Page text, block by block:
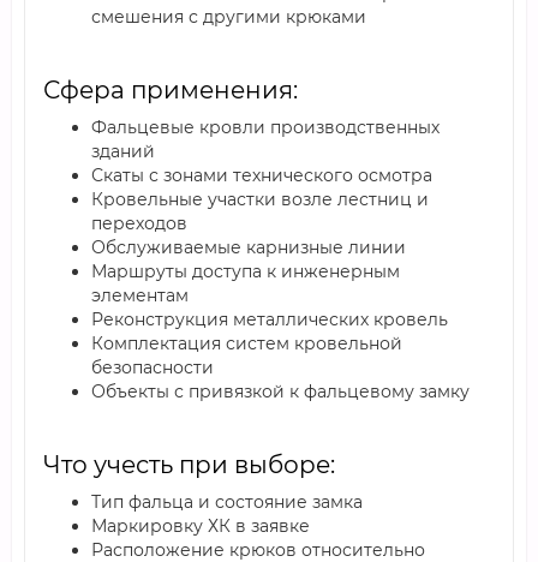
смешения с другими крюками
Сфера применения:
Фальцевые кровли производственных
зданий
Скаты с зонами технического осмотра
Кровельные участки возле лестниц и
переходов
Обслуживаемые карнизные линии
Маршруты доступа к инженерным
элементам
Реконструкция металлических кровель
Комплектация систем кровельной
безопасности
Объекты с привязкой к фальцевому замку
Что учесть при выборе:
Тип фальца и состояние замка
Маркировку ХК в заявке
Расположение крюков относительно